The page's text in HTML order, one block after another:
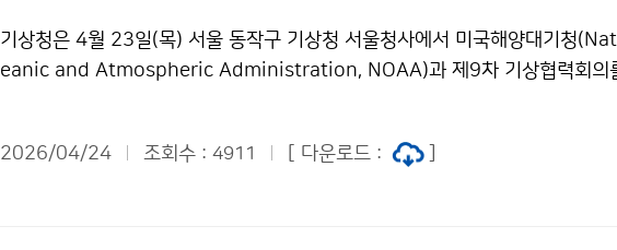
기상청은 4월 23일(목) 서울 동작구 기상청 서울청사에서 미국해양대기청
eanic and Atmospheric Administration, NOAA)과 제9차 기상협력회의
기상위성 개발과 위성·레이더 산출물 활용, 수치예보모델 개발 등 총 7개 분야
2026/04/24 조회수 : 4911 [ 다운로드 :